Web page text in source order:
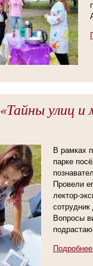
«Тайны улиц
В рамках
парке
Провели
лектор-
Вопросы